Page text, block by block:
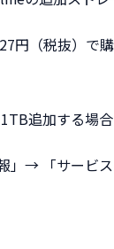
円（税抜）で
追加する場合
」→ 「サービ